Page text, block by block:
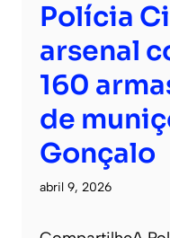
Polícia
arsenal
160
de
Gonçalo
abril 9, 2026